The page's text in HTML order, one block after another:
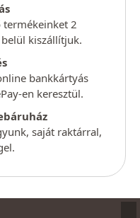
termékeinket 2
kiszállítjuk.
bankkártyás
en keresztül.
saját raktárral,